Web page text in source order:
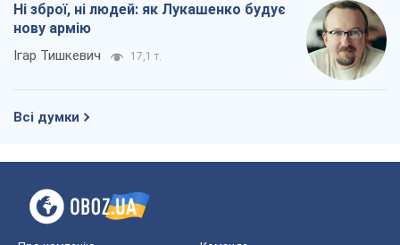
Ні зброї, ні людей: як Лукашенко будує
нову армію
Ігар Тишкевич 17,1 т.
Всі думки